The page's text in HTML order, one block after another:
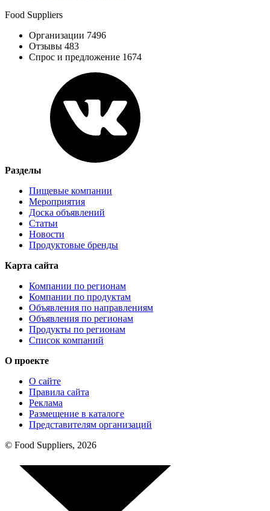
Food Suppliers
Организации 7496
Отзывы 483
Спрос и предложение 1674
Разделы
Пищевые компании
Мероприятия
Доска объявлений
Статьи
Новости
Продуктовые бренды
Карта сайта
Компании по регионам
Компании по продуктам
Объявления по направлениям
Объявления по регионам
Продукты по регионам
Список компаний
О проекте
О сайте
Правила сайта
Реклама
Размещение в каталоге
Представителям организаций
© Food Suppliers, 2026